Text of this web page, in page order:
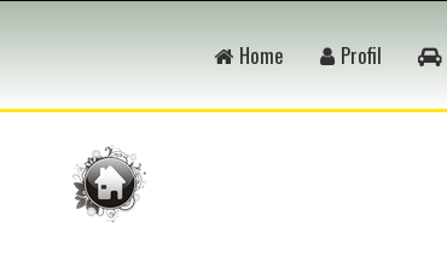
Home Profil